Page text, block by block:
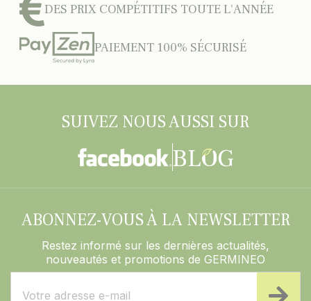
DES PRIX COMPÉTITIFS TOUTE L'ANNÉE
PAIEMENT 100% SÉCURISÉ
SUIVEZ NOUS AUSSI SUR
ABONNEZ-VOUS À LA NEWSLETTER
Restez informé sur les dernières actualités,
nouveautés et promotions de GERMINEO